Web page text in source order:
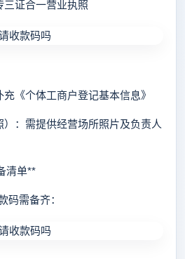
证合一营业执照
个体工商户登记基本信息》
：需提供经营场所照片及负责人
清单**
需备齐：